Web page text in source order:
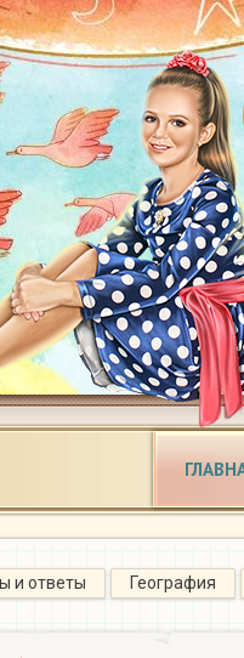
и ответы География